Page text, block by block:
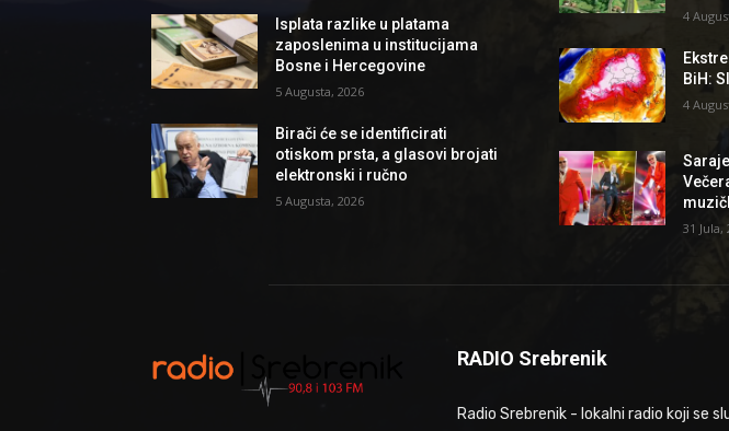
Isplata razlike u platama
zaposlenima u institucijama
Bosne i Hercegovine
5 Augusta, 2026
Birači će se identificirati
otiskom prsta, a glasovi brojati
elektronski i ručno
5 Augusta, 2026
4
BiH:
4
31 Jula,
RADIO Srebrenik
Radio Srebrenik - lokalni radio koji se